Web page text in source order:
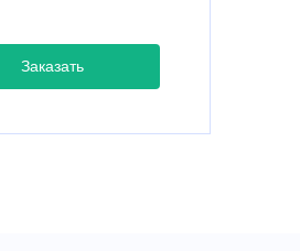
Заказать